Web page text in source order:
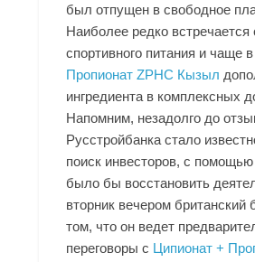
был отпущен в свободное
Наиболее редко встречается
спортивного питания и чаще
Пропионат ZPHC Кызыл
ингредиента в комплексных
Напомним, незадолго до
Русстройбанка стало
поиск инвесторов, с
было бы восстановить
вторник вечером британский
том, что он ведет
переговоры с Ципионат +